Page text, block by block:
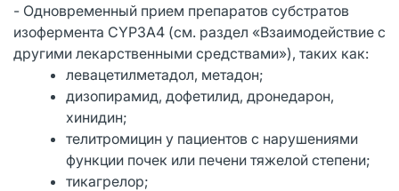
- Одновременный прием препаратов субстратов
изофермента CYP3A4 (см. раздел «Взаимодействие с
другими лекарственными средствами»), таких как:
левацетилметадол, метадон;
дизопирамид, дофетилид, дронедарон,
хинидин;
телитромицин у пациентов с нарушениями
функции почек или печени тяжелой степени;
тикагрелор;